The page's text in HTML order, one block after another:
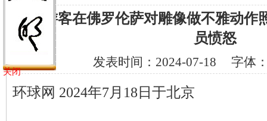
一女游客在佛罗伦萨对雕像做不雅动作
员愤怒
发表时间： 2024-07-18 字体
环球网 2024年7月18日于北京
关闭